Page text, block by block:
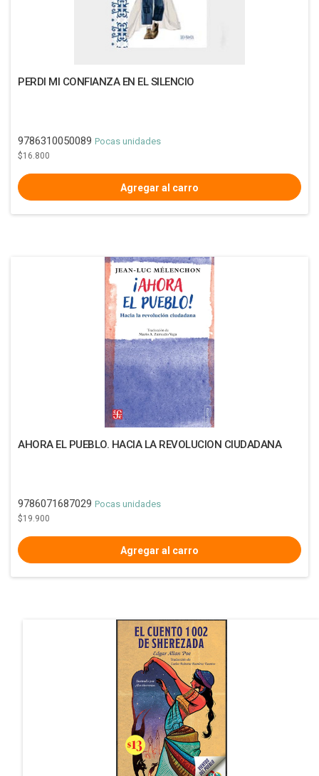
PERDI MI CONFIANZA EN EL SILENCIO
9786310050089 Pocas unidades
$16.800
AHORA EL PUEBLO. HACIA LA REVOLUCION CIUDADANA
9786071687029 Pocas unidades
$19.900